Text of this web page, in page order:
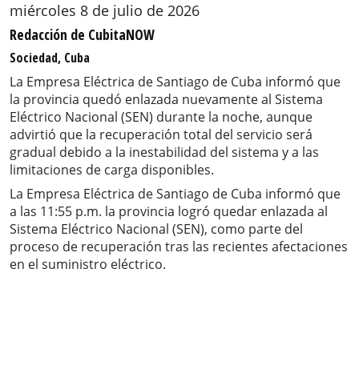
miércoles 8 de julio de 2026
Redacción de CubitaNOW
Sociedad, Cuba
La Empresa Eléctrica de Santiago de Cuba informó que
la provincia quedó enlazada nuevamente al Sistema
Eléctrico Nacional (SEN) durante la noche, aunque
advirtió que la recuperación total del servicio será
gradual debido a la inestabilidad del sistema y a las
limitaciones de carga disponibles.
La Empresa Eléctrica de Santiago de Cuba informó que
a las 11:55 p.m. la provincia logró quedar enlazada al
Sistema Eléctrico Nacional (SEN), como parte del
proceso de recuperación tras las recientes afectaciones
en el suministro eléctrico.